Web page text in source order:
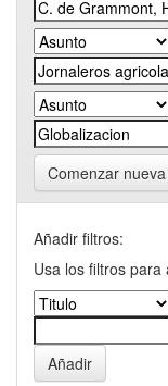
Comenzar
Añadir filtros:
Usa los filtros